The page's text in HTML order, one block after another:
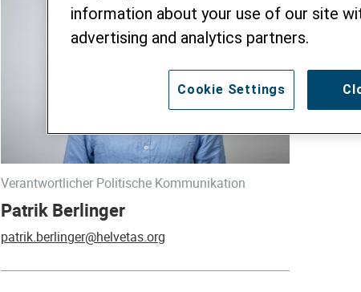
Verantwortlicher Politische Kommunikation
Patrik Berlinger
patrik.berlinger@helvetas.org
information about your use of our site
advertising and analytics partners.
Cookie Settings